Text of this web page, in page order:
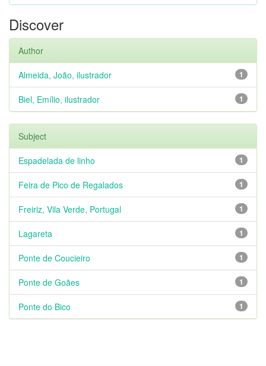
Discover
Author
1
Almeida, João, ilustrador
1
Biel, Emílio, ilustrador
Subject
1
Espadelada de linho
1
Feira de Pico de Regalados
1
Freiriz, Vila Verde, Portugal
1
Lagareta
1
Ponte de Coucieiro
1
Ponte de Goães
1
Ponte do Bico